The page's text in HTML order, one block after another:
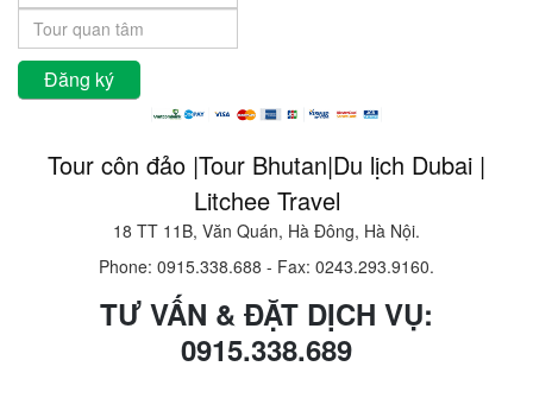
Tour côn đảo |Tour Bhutan|Du lịch Dubai |
Litchee Travel
18 TT 11B, Văn Quán, Hà Đông, Hà Nội.
Phone: 0915.338.688 - Fax: 0243.293.9160.
TƯ VẤN & ĐẶT DỊCH VỤ:
0915.338.689